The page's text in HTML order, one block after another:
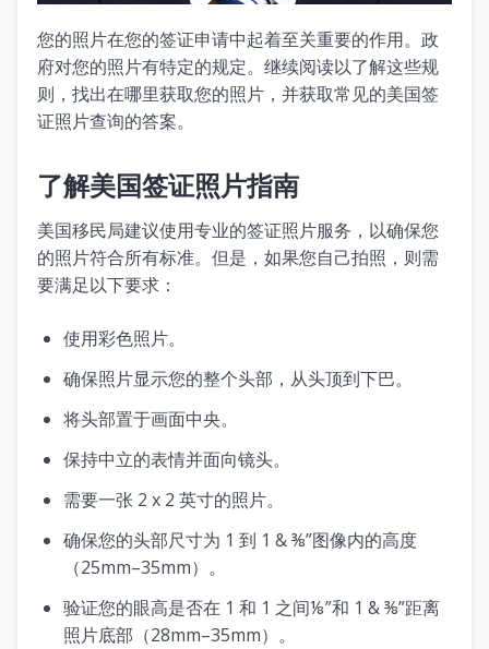
您的照片在您的签证申请中起着至关重要的作用。政
府对您的照片有特定的规定。继续阅读以了解这些规
则，找出在哪里获取您的照片，并获取常见的美国签
证照片查询的答案。
了解美国签证照片指南
美国移民局建议使用专业的签证照片服务，以确保您
的照片符合所有标准。但是，如果您自己拍照，则需
要满足以下要求：
使用彩色照片。
确保照片显示您的整个头部，从头顶到下巴。
将头部置于画面中央。
保持中立的表情并面向镜头。
需要一张 2 x 2 英寸的照片。
确保您的头部尺寸为 1 到 1 & ⅜”图像内的高度
（25mm–35mm）。
验证您的眼高是否在 1 和 1 之间⅛”和 1 & ⅜”距离
照片底部（28mm–35mm）。